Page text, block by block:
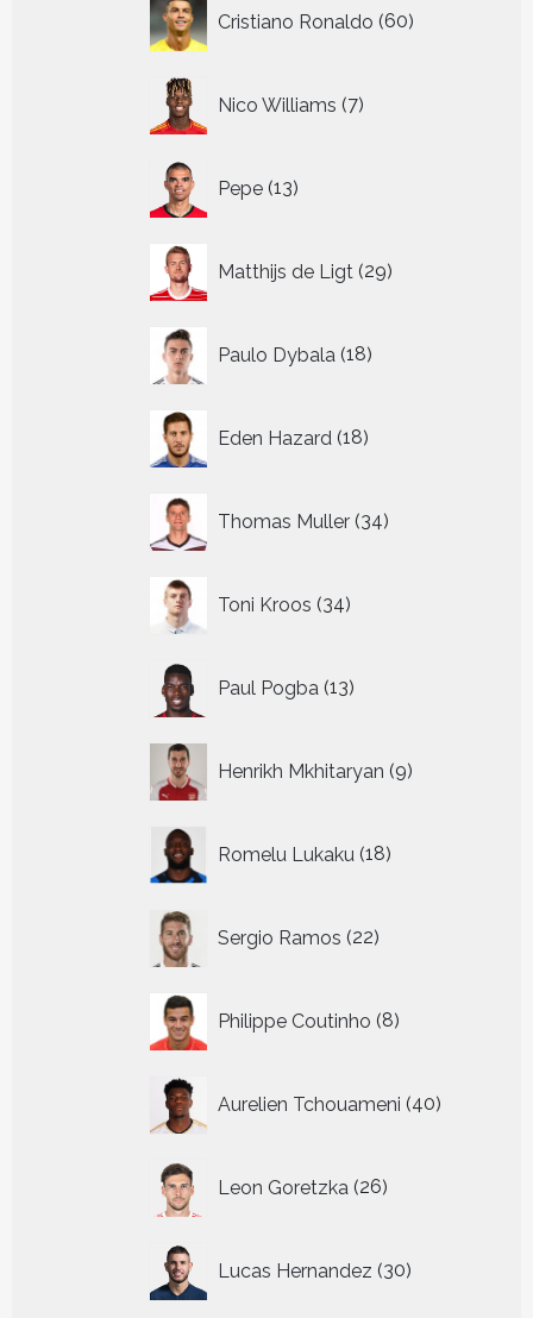
Cristiano Ronaldo 60
producten
Nico Williams 7
producten
Pepe 13
producten
Matthijs de Ligt 29
producten
Paulo Dybala 18
producten
Eden Hazard 18
producten
Thomas Muller 34
producten
Toni Kroos 34
producten
Paul Pogba 13
producten
Henrikh Mkhitaryan 9
producten
Romelu Lukaku 18
producten
Sergio Ramos 22
producten
Philippe Coutinho 8
producten
Aurelien Tchouameni 40
producten
Leon Goretzka 26
producten
Lucas Hernandez 30
producten